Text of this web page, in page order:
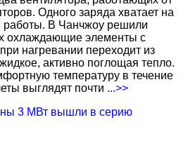
Одного заряда хватает на
работы. В Чанчжоу решили
охлаждающие элементы с
нагревании переходит из
активно поглощая тепло.
температуру в течение
выглядят почти ...>>
3 МВт вышли в серию